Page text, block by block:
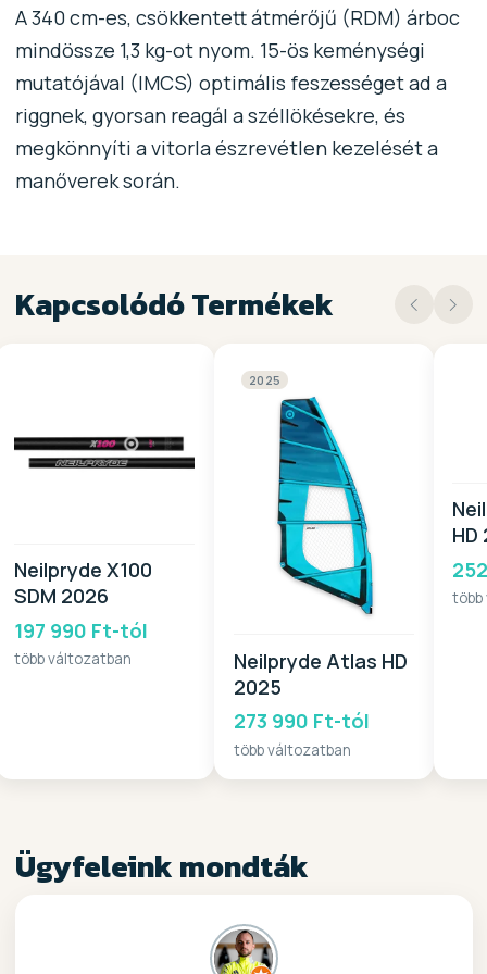
A 340 cm-es, csökkentett átmérőjű (RDM) árboc
mindössze 1,3 kg-ot nyom. 15-ös keménységi
mutatójával (IMCS) optimális feszességet ad a
riggnek, gyorsan reagál a széllökésekre, és
megkönnyíti a vitorla észrevétlen kezelését a
manőverek során.
Kapcsolódó Termékek
Neilpryde X100
SDM 2026
197 990 Ft-tól
több változatban
2025
Neilpryde Atlas HD
2025
273 990 Ft-tól
több változatban
HD
Ügyfeleink mondták